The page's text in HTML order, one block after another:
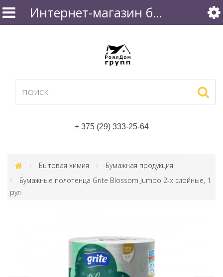
Интернет-магазин бытовой химии
+ 375 (29) 333-25-64
Бытовая химия
Бумажная продукция
Бумажные полотенца Grite Blossom Jumbo 2-х слойные, 1
рул